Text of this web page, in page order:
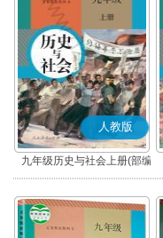
人教版
九年级历史与社会上册(部编
版)